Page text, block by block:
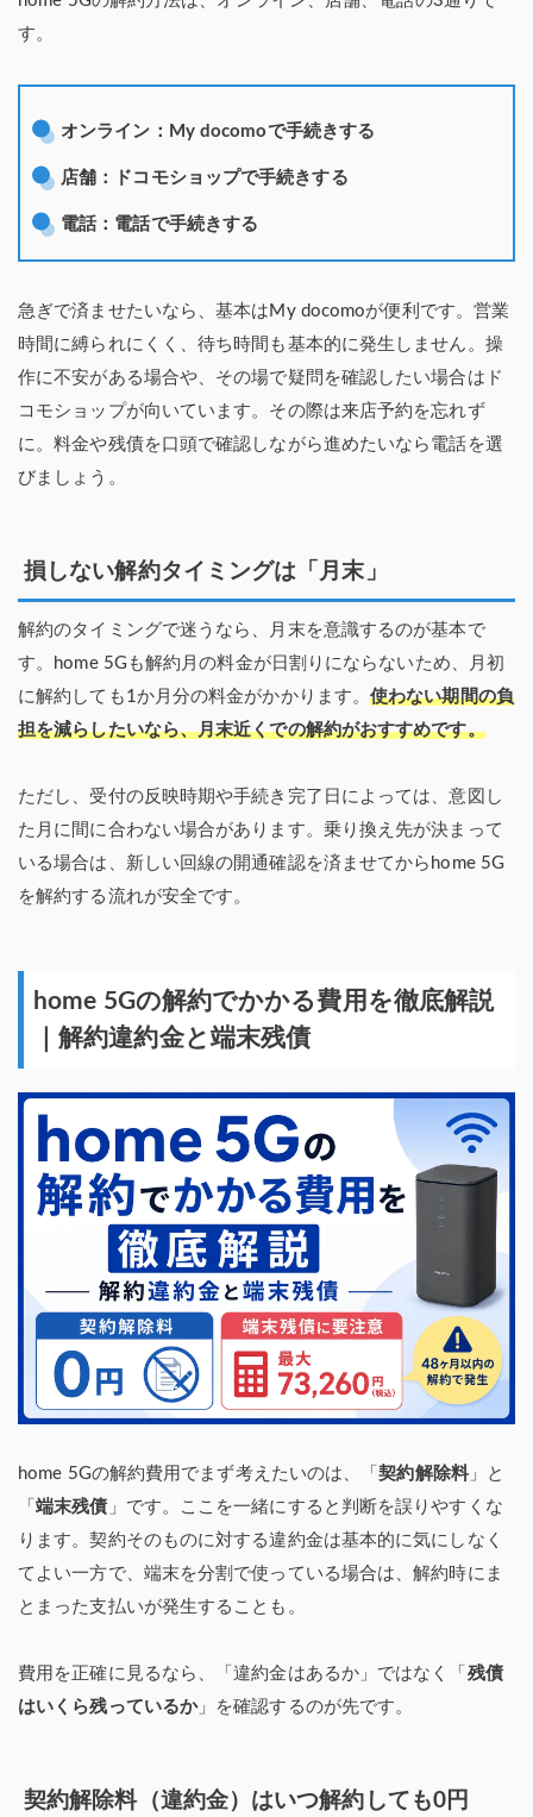
す。
オンライン：My docomoで手続きする
店舗：ドコモショップで手続きする
電話：電話で手続きする
急ぎで済ませたいなら、基本はMy docomoが便利です。営業
時間に縛られにくく、待ち時間も基本的に発生しません。操
作に不安がある場合や、その場で疑問を確認したい場合はド
コモショップが向いています。その際は来店予約を忘れず
に。料金や残債を口頭で確認しながら進めたいなら電話を選
びましょう。
損しない解約タイミングは「月末」
解約のタイミングで迷うなら、月末を意識するのが基本で
す。home 5Gも解約月の料金が日割りにならないため、月初
に解約しても1か月分の料金がかかります。 使わない期間の負
担を減らしたいなら、月末近くでの解約がおすすめです。
ただし、受付の反映時期や手続き完了日によっては、意図し
た月に間に合わない場合があります。乗り換え先が決まって
いる場合は、新しい回線の開通確認を済ませてからhome 5G
を解約する流れが安全です。
home 5Gの解約でかかる費用を徹底解説
｜解約違約金と端末残債
home 5Gの解約費用でまず考えたいのは、「契約解除料」と
「端末残債 」です。ここを一緒にすると判断を誤りやすくな
ります。契約そのものに対する違約金は基本的に気にしなく
てよい一方で、端末を分割で使っている場合は、解約時にま
とまった支払いが発生することも。
費用を正確に見るなら、「違約金はあるか」ではなく「 残債
はいくら残っているか」を確認するのが先です。
契約解除料（違約金）はいつ解約しても0円